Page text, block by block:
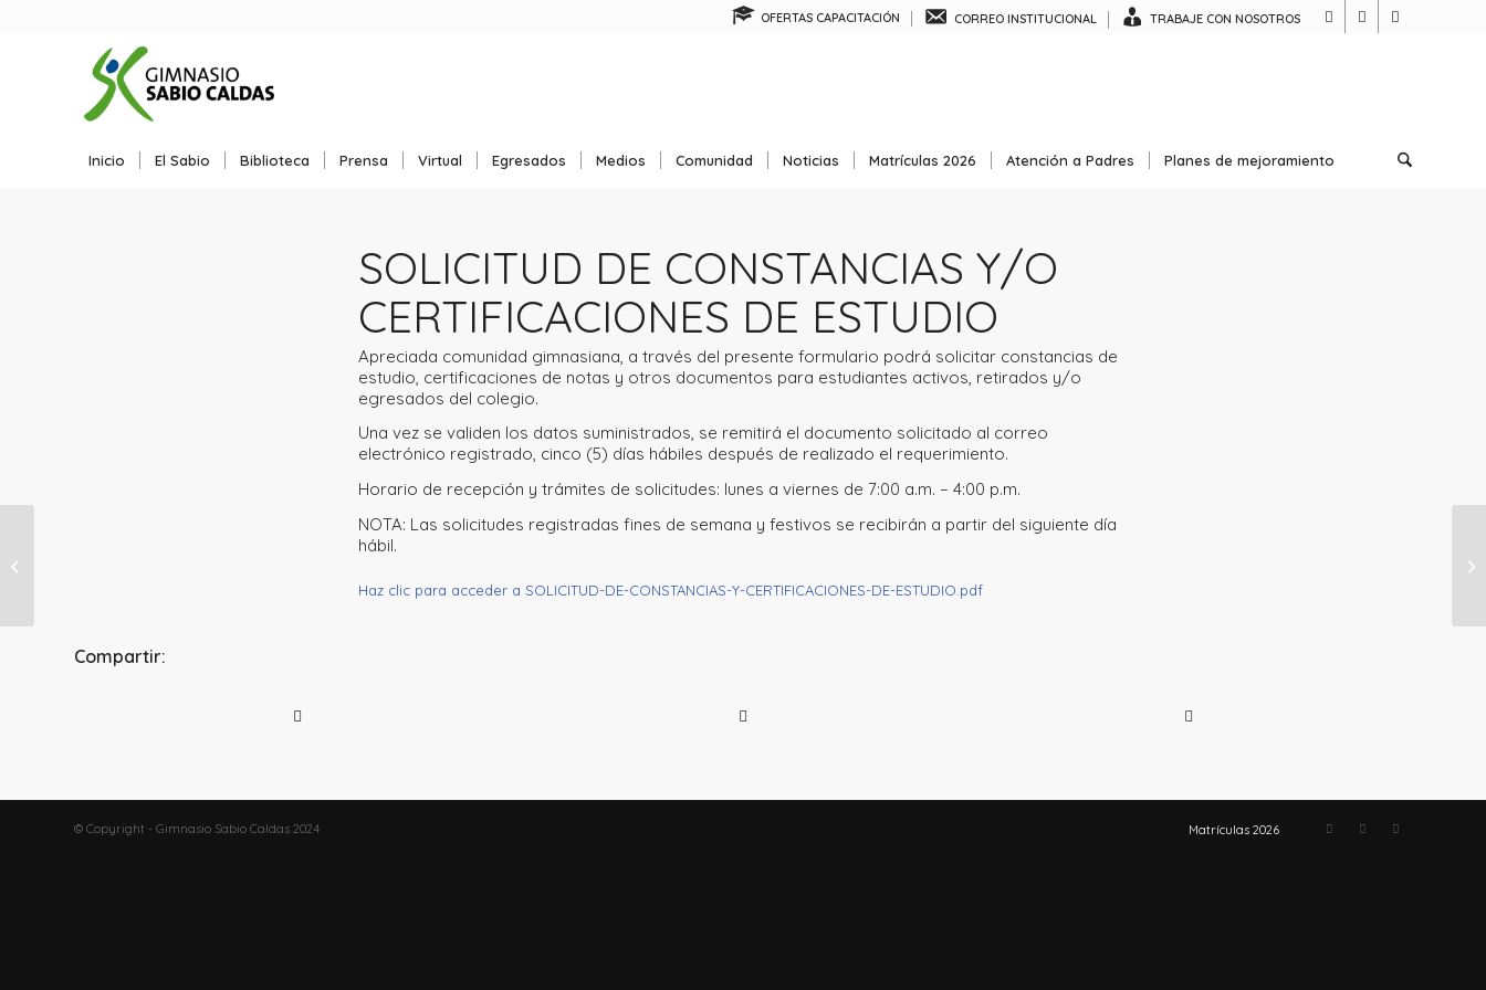
OFERTAS CAPACITACIÓN CORREO INSTITUCIONAL TRABAJE CON NOSOTROS
Inicio El Sabio Biblioteca Prensa Virtual Egresados Medios Comunidad Noticias Matrículas 2026 Atención a Padres Planes de mejoramiento
SOLICITUD DE CONSTANCIAS Y/O
CERTIFICACIONES DE ESTUDIO
Apreciada comunidad gimnasiana, a través del presente formulario podrá solicitar constancias de
estudio, certificaciones de notas y otros documentos para estudiantes activos, retirados y/o
egresados del colegio.
Una vez se validen los datos suministrados, se remitirá el documento solicitado al correo
electrónico registrado, cinco (5) días hábiles después de realizado el requerimiento.
Horario de recepción y trámites de solicitudes: lunes a viernes de 7:00 a.m. – 4:00 p.m.
NOTA: Las solicitudes registradas fines de semana y festivos se recibirán a partir del siguiente día
hábil.
Haz clic para acceder a SOLICITUD-DE-CONSTANCIAS-Y-CERTIFICACIONES-DE-ESTUDIO.pdf
Compartir:
© Copyright - Gimnasio Sabio Caldas 2024 Matrículas 2026